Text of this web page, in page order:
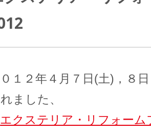
０１２年４月７日(土)，８
ました、
エクステリア・リフォーム